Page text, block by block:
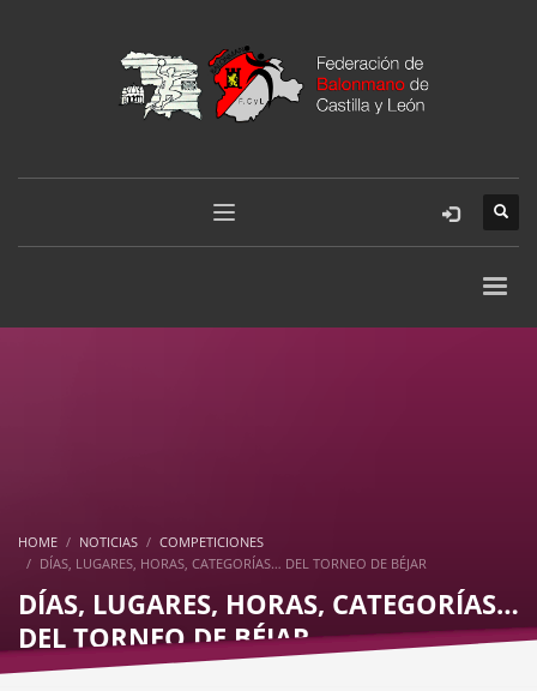
HOME NOTICIAS
COMPETICIONES
DÍAS, LUGARES, HORAS, CATEGORÍAS… DEL TORNEO DE BÉJAR
DÍAS, LUGARES, HORAS, CATEGORÍAS…
DEL TORNEO DE BÉJAR